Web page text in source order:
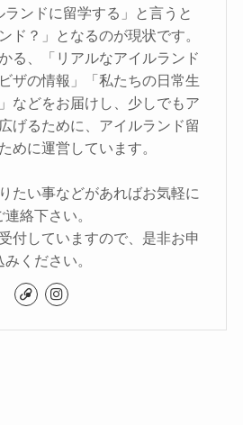
ンドに留学する」と言うと
ド？」となるのが現状です。
る、「リアルなアイルランド
ザの情報」「私たちの日常生
などをお届けし、少しでもア
げるために、アイルランド留
めに運営しています。
たい事などがあればお気軽に
連絡下さい。
付していますので、是非お申
みください。